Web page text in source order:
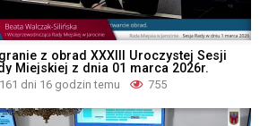
z obrad XXXIII Uroczystej Sesji
Miejskiej z dnia 01 marca 2026r.
161 dni 16 godzin temu 755